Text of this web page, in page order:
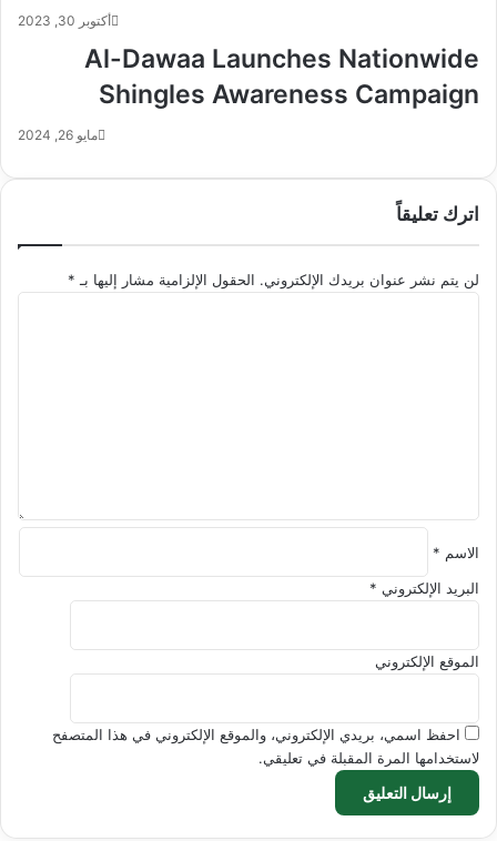
أكتوبر 30, 2023
Al-Dawaa Launches Nationwide
Shingles Awareness Campaign
مايو 26, 2024
اترك تعليقاً
لن يتم نشر عنوان بريدك الإلكتروني. الحقول الإلزامية مشار إليها بـ *
الاسم *
البريد الإلكتروني *
الموقع الإلكتروني
احفظ اسمي، بريدي الإلكتروني، والموقع الإلكتروني في هذا المتصفح
لاستخدامها المرة المقبلة في تعليقي.